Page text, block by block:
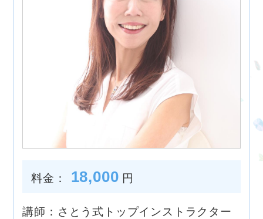
料金： 18,000 円
講師：さとう式トップインストラクター